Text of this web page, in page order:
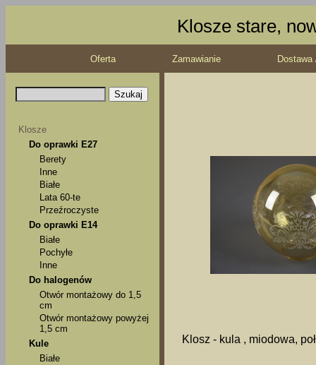
Klosze stare,
Oferta Zamawianie
Klosze
Do oprawki E27
Berety
Inne
Białe
Lata 60-te
Przeźroczyste
Do oprawki E14
Białe
Pochyłe
Inne
Do halogenów
Otwór montażowy do 1,5
cm
Otwór montażowy powyżej
1,5 cm
Kule
Białe
Klosz - kula , miodowa,